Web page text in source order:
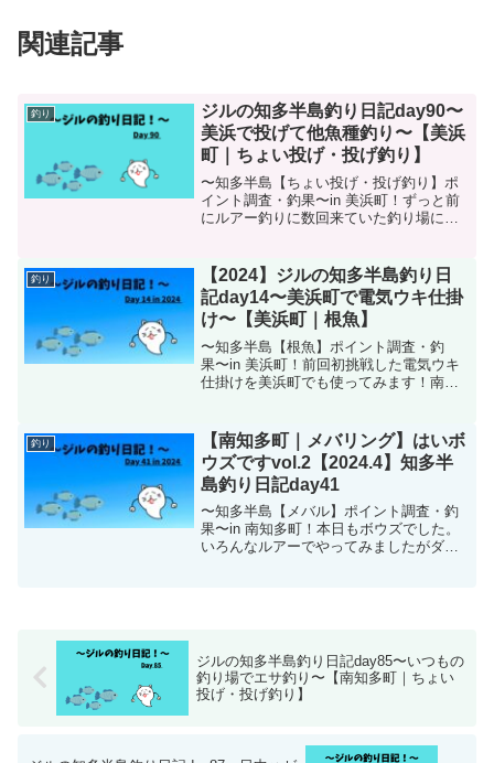
関連記事
釣り
ジルの知多半島釣り日記day90〜
美浜で投げて他魚種釣り〜【美浜
町｜ちょい投げ・投げ釣り】
〜知多半島【ちょい投げ・投げ釣り】ポ
イント調査・釣果〜in 美浜町！ずっと前
にルアー釣りに数回来ていた釣り場に来
釣り
【2024】ジルの知多半島釣り日
記day14〜美浜町で電気ウキ仕掛
け〜【美浜町｜根魚】
〜知多半島【根魚】ポイント調査・釣
果〜in 美浜町！前回初挑戦した電気ウキ
仕掛けを美浜町でも使ってみます！南知
釣り
【南知多町｜メバリング】はいボ
ウズですvol.2【2024.4】知多半
島釣り日記day41
〜知多半島【メバル】ポイント調査・釣
果〜in 南知多町！本日もボウズでした。
いろんなルアーでやってみましたがダメ
ジルの知多半島釣り日記day85〜いつもの
釣り場でエサ釣り〜【南知多町｜ちょい
投げ・投げ釣り】